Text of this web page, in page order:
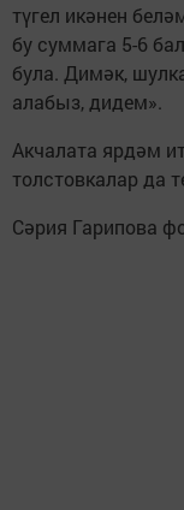
түгел икәнен
бу суммага 5-6
була. Димәк,
алабыз, дидем».
Акчалата ярдәм
толстовкалар да
Сәрия Гарипова